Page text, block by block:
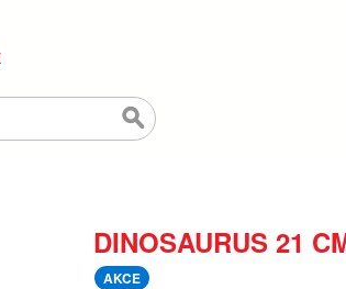
DINOSAURUS 21
AKCE